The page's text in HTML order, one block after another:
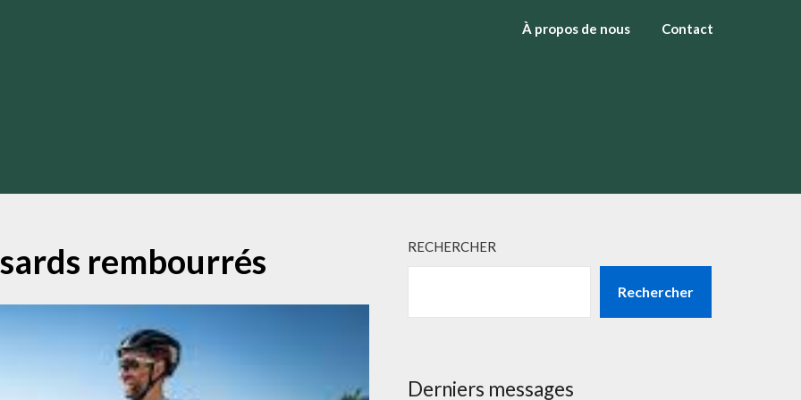
À propos de nous Contact
rembourrés RECHERCHER
Rechercher
Derniers messages